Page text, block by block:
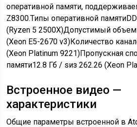
оперативной памяти,
Z8300.Типы оперативной
(Ryzen 5 2500X)Допустимый объем
(Xeon E5-2670 v3)Количество
(Xeon Platinum 9221)Пропускная
памяти12.8 Гб / sиз 262.26 (Xeon
Встроенное видео —
характеристики
Общие параметры встроенной в